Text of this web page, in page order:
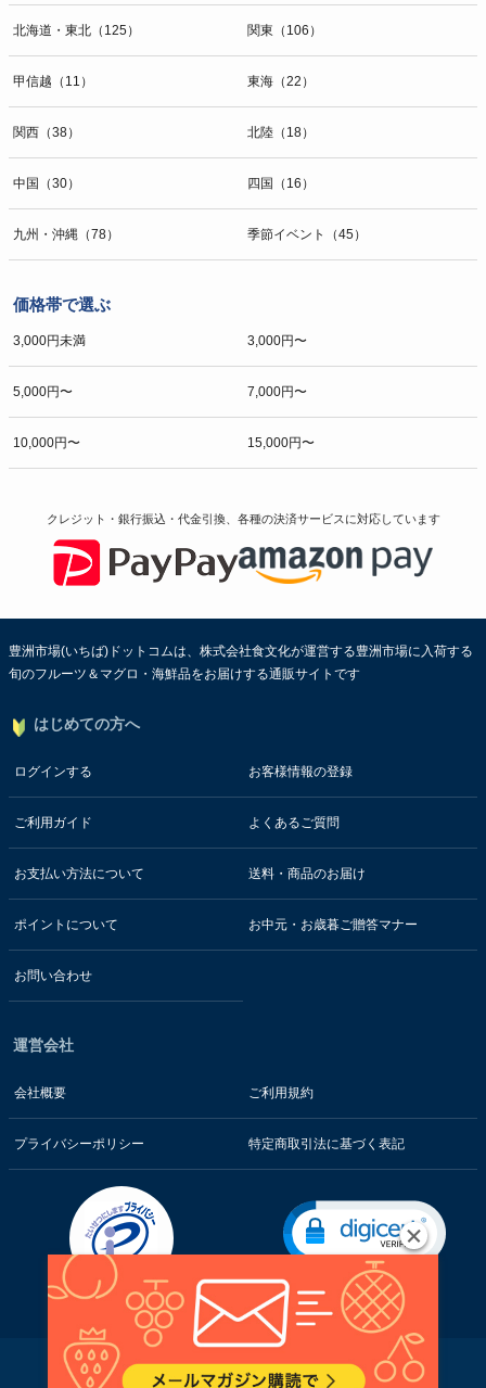
北海道・東北（125） 関東（106）
甲信越（11） 東海（22）
関西（38） 北陸（18）
中国（30） 四国（16）
九州・沖縄（78） 季節イベント（45）
価格帯で選ぶ
3,000円未満 3,000円〜
5,000円〜 7,000円〜
10,000円〜 15,000円〜
クレジット・銀行振込・代金引換、各種の決済サービスに対応しています
豊洲市場(いちば)ドットコムは、株式会社食文化が運営する豊洲市場に入荷する
旬のフルーツ＆マグロ・海鮮品をお届けする通販サイトです
はじめての方へ
ログインする お客様情報の登録
ご利用ガイド よくあるご質問
お支払い方法について 送料・商品のお届け
ポイントについて お中元・お歳暮ご贈答マナー
お問い合わせ
運営会社
会社概要 ご利用規約
プライバシーポリシー 特定商取引法に基づく表記
お客様の情報はSSL暗号通信技術で保護されています